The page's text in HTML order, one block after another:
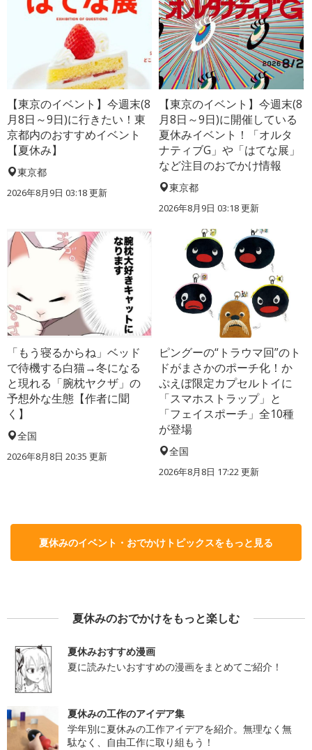
【東京のイベント】今週末(8
月8日～9日)に行きたい！東
京都内のおすすめイベント
【夏休み】
東京都
2026年8月9日 03:18更新
【東京のイベント】今週末(8
月8日～9日)に開催している
夏休みイベント！「オルタ
ナティブG」や「はてな展」
など注目のおでかけ情報
東京都
2026年8月9日 03:18更新
「もう寝るからね」ベッド
で待機する白猫→冬になる
と現れる「腕枕ヤクザ」の
予想外な生態【作者に聞
く】
全国
2026年8月8日 20:35 更新
ピングーの“トラウマ回”のト
ドがまさかのポーチ化！か
ぷえぼ限定カプセルトイに
「スマホストラップ」と
「フェイスポーチ」全10種
が登場
全国
2026年8月8日 17:22更新
夏休みのイベント・おでかけトピックスをもっと見る
夏休みのおでかけをもっと楽しむ
夏休みおすすめ漫画
夏に読みたいおすすめの漫画をまとめてご紹介！
夏休みの工作のアイデア集
学年別に夏休みの工作アイデアを紹介。無理なく無
駄なく、自由工作に取り組もう！